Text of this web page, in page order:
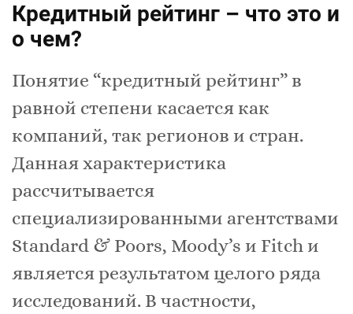
Кредитный рейтинг – что это и
о чем?
Понятие “кредитный рейтинг” в
равной степени касается как
компаний, так регионов и стран.
Данная характеристика
рассчитывается
специализированными агентствами
Standard & Poors, Moody’s и Fitch и
является результатом целого ряда
исследований. В частности,